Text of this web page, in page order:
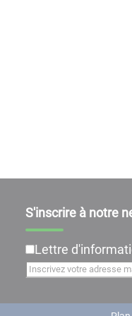
S'inscrire à notre
Lettre